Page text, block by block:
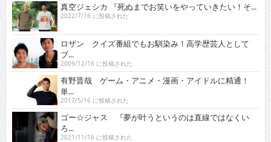
真空ジェシカ 『死ぬまでお笑いをやっていきたい！そ...
2022/7/16 に投稿された
ロザン クイズ番組でもお馴染み！高学歴芸人として
ブ...
2009/12/16 に投稿された
有野晋哉 ゲーム・アニメ・漫画・アイドルに精通！
単...
2017/5/16 に投稿された
ゴー☆ジャス 『夢が叶うというのは直線ではなくい
ろ...
2021/11/16 に投稿された